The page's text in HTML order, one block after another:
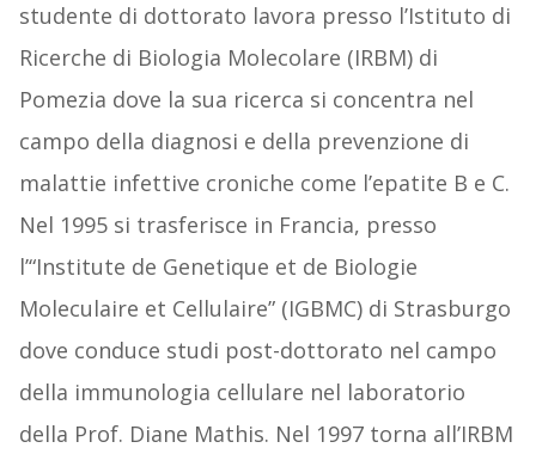
studente di dottorato lavora presso l’Istituto di
Ricerche di Biologia Molecolare (IRBM) di
Pomezia dove la sua ricerca si concentra nel
campo della diagnosi e della prevenzione di
malattie infettive croniche come l’epatite B e C.
Nel 1995 si trasferisce in Francia, presso
l’“Institute de Genetique et de Biologie
Moleculaire et Cellulaire” (IGBMC) di Strasburgo
dove conduce studi post-dottorato nel campo
della immunologia cellulare nel laboratorio
della Prof. Diane Mathis. Nel 1997 torna all’IRBM